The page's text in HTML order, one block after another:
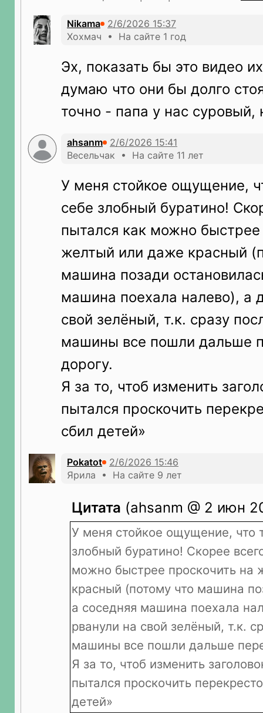
Nikama
Хохмач • На сайте 1 год
Эх, показать бы это видео
думаю что они бы долго
точно - папа у нас суровый,
ahsanm
Весельчак • На сайте 11 лет
У меня стойкое ощущение,
себе злобный буратино!
пытался как можно быстрее
желтый или даже красный
машина позади
машина поехала налево), а
свой зелёный, т.к. сразу
машины все пошли дальше
дорогу.
Я за то, чтоб изменить
пытался проскочить
сбил детей»
Pokatot
Ярила • На сайте 9 лет
Цитата (ahsanm @ 2 июн
У меня стойкое ощущение, что
злобный буратино! Скорее
можно быстрее проскочить на
красный (потому что машина
а соседняя машина поехала
рванули на свой зелёный, т.к.
машины все пошли дальше
Я за то, чтоб изменить
пытался проскочить
детей»